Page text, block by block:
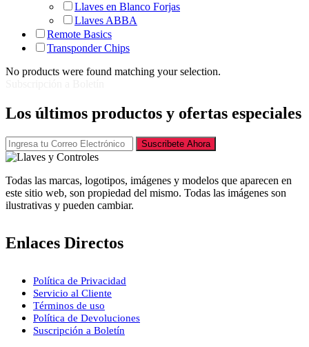
Llaves en Blanco Forjas
Llaves ABBA
Remote Basics
Transponder Chips
No products were found matching your selection.
Los últimos productos y ofertas especiales
Suscribete Ahora
Todas las marcas, logotipos, imágenes y modelos que aparecen en
este sitio web, son propiedad del mismo. Todas las imágenes son
ilustrativas y pueden cambiar.
Enlaces Directos
Política de Privacidad
Servicio al Cliente
Términos de uso
Política de Devoluciones
Suscripción a Boletín